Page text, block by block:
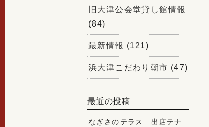
旧大津公会堂貸し館情報
(84)
最新情報 (121)
浜大津こだわり朝市 (47)
最近の投稿
なぎさのテラス 出店テナ